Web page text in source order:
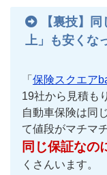
【裏技】
上」も安くな
「 保険スクエア
19社から見積も
自動車保険は同
て値段がマチマ
同じ保証なの
くさんいます。